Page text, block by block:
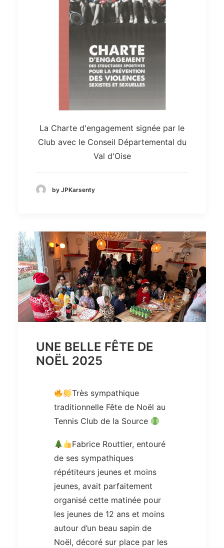
La Charte d'engagement signée par le
Club avec le Conseil Départemental du
Val d'Oise
by JPKarsenty
UNE BELLE FÊTE DE
NOËL 2025
Très sympathique
traditionnelle Fête de Noël au
Tennis Club de la Source
Fabrice Routtier, entouré
de ses sympathiques
répétiteurs jeunes et moins
jeunes, avait parfaitement
organisé cette matinée pour
les jeunes de 12 ans et moins
autour d’un beau sapin de
Noël, décoré sur place par les